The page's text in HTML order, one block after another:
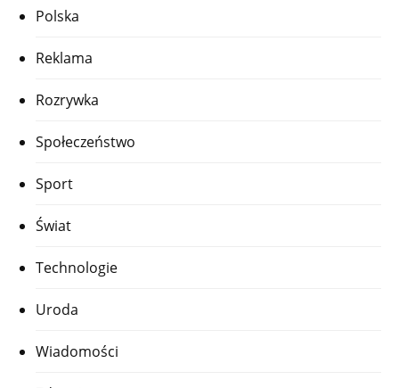
Polska
Reklama
Rozrywka
Społeczeństwo
Sport
Świat
Technologie
Uroda
Wiadomości